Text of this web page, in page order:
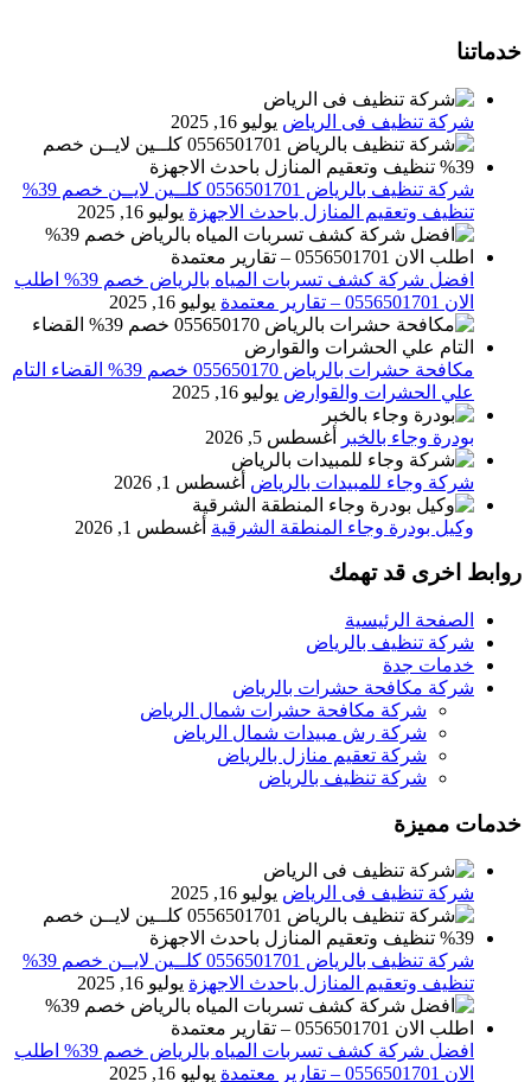
خدماتنا
شركة تنظيف فى الرياض يوليو 16, 2025
شركة تنظيف بالرياض 0556501701 كلــين لايــن خصم 39%
تنظيف وتعقيم المنازل باحدث الاجهزة يوليو 16, 2025
افضل شركة كشف تسربات المياه بالرياض خصم 39% اطلب
الان 0556501701‬‏ – تقارير معتمدة
يوليو 16, 2025
مكافحة حشرات بالرياض 055650170 خصم 39% القضاء التام
علي الحشرات والقوارض يوليو 16, 2025
بودرة وجاء بالخبر أغسطس 5, 2026
شركة وجاء للمبيدات بالرياض أغسطس 1, 2026
وكيل بودرة وجاء المنطقة الشرقية أغسطس 1, 2026
روابط اخرى قد تهمك
الصفحة الرئيسية
شركة تنظيف بالرياض
خدمات جدة
شركة مكافحة حشرات بالرياض
شركة مكافحة حشرات شمال الرياض
شركة رش مبيدات شمال الرياض
شركة تعقيم منازل بالرياض
شركة تنظيف بالرياض
خدمات مميزة
شركة تنظيف فى الرياض يوليو 16, 2025
شركة تنظيف بالرياض 0556501701 كلــين لايــن خصم 39%
تنظيف وتعقيم المنازل باحدث الاجهزة يوليو 16, 2025
افضل شركة كشف تسربات المياه بالرياض خصم 39% اطلب
الان 0556501701‬‏ – تقارير معتمدة
يوليو 16, 2025